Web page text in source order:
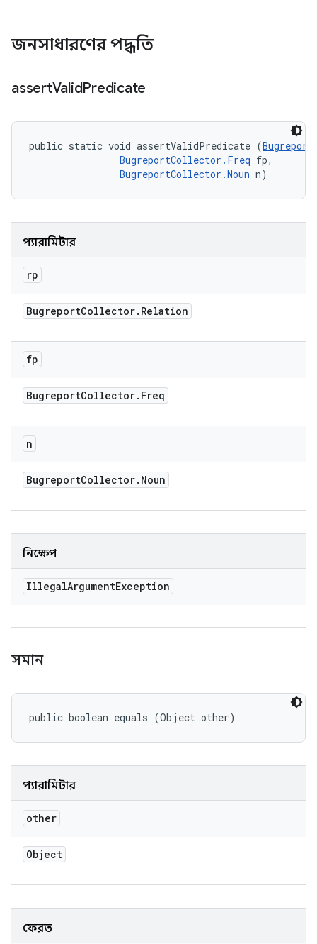
জনসাধারণের পদ্ধতি
assertValidPredicate
public static void assertValidPredicate (
BugreportCollector.Freq fp,
BugreportCollector.Noun n)
প্যারামিটার
rp
BugreportCollector. Relation
fp
BugreportCollector. Freq
n
BugreportCollector. Noun
নিক্ষেপ
IllegalArgumentException
সমান
public boolean equals (Object other)
প্যারামিটার
other
Object
ফেরত